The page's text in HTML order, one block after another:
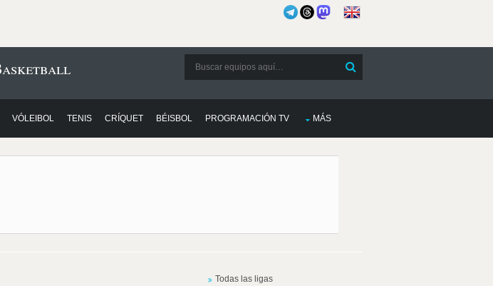
VÓLEIBOL TENIS CRÍQUET BÉISBOL PROGRAMACIÓN TV MÁS
Todas las ligas